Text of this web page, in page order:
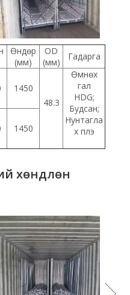
Өндөр
(мм)
OD
(мм)
Гадарга
1450
48.3
Өмнөх
гал
HDG;
Будсан;
Нунтагла
х плэ
1450
хөндлөн